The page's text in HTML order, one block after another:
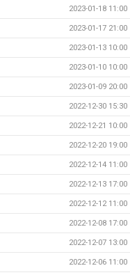
2023-01-18 11:00
2023-01-17 21:00
2023-01-13 10:00
2023-01-10 10:00
2023-01-09 20:00
2022-12-30 15:30
2022-12-21 10:00
2022-12-20 19:00
2022-12-14 11:00
2022-12-13 17:00
2022-12-12 11:00
2022-12-08 17:00
2022-12-07 13:00
2022-12-06 11:00